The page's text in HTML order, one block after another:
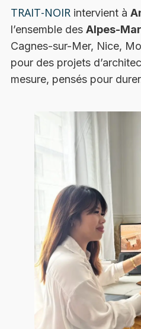
TRAIT-NOIR intervient à
l’ensemble des Alpes-
Cagnes-sur-Mer, Nice,
pour des projets
mesure, pensés pour